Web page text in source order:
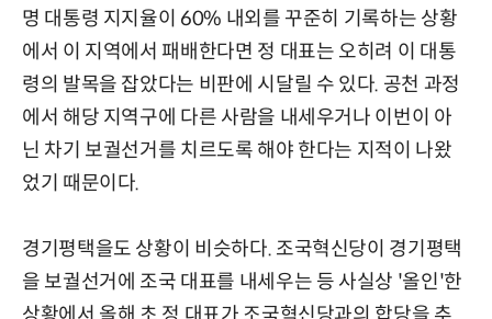
명 대통령 지지율이 60% 내외를 꾸준히 기록하는 상황
에서 이 지역에서 패배한다면 정 대표는 오히려 이 대통
령의 발목을 잡았다는 비판에 시달릴 수 있다. 공천 과정
에서 해당 지역구에 다른 사람을 내세우거나 이번이 아
닌 차기 보궐선거를 치르도록 해야 한다는 지적이 나왔
었기 때문이다.
경기평택을도 상황이 비슷하다. 조국혁신당이 경기평택
을 보궐선거에 조국 대표를 내세우는 등 사실상 '올인'한